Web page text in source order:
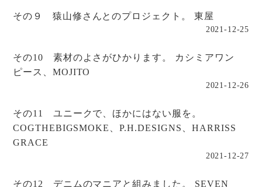
その９ 猿山修さんとのプロジェクト。 東屋
2021-12-25
その10 素材のよさがひかります。 カシミアワン
ピース、MOJITO
2021-12-26
その11 ユニークで、ほかにはない服を。
COGTHEBIGSMOKE、P.H.DESIGNS、HARRISS
GRACE
2021-12-27
その12 デニムのマニアと組みました。 SEVEN